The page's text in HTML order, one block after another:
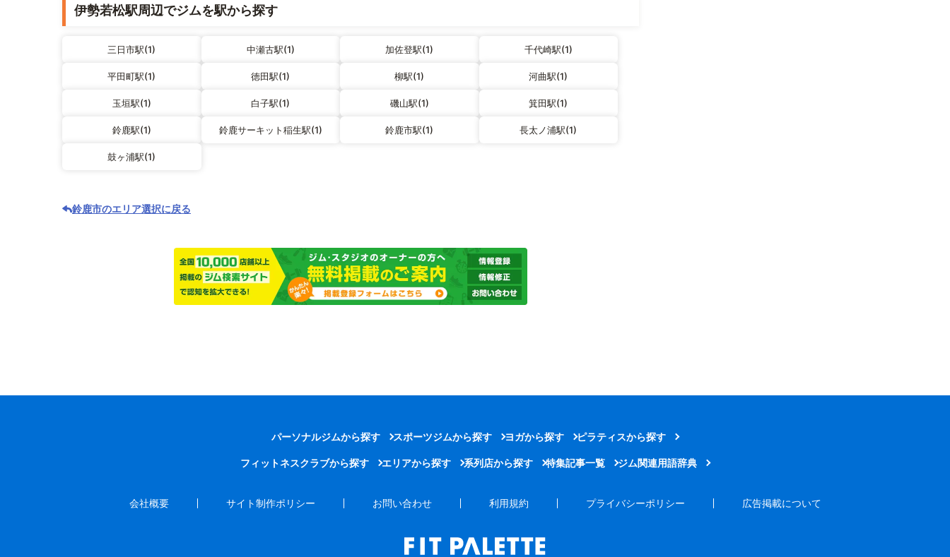
伊勢若松駅周辺でジムを駅から探す
三日市駅(1) 中瀬古駅(1) 加佐登駅(1) 千代崎駅(1)
平田町駅(1) 徳田駅(1) 柳駅(1) 河曲駅(1)
玉垣駅(1) 白子駅(1) 磯山駅(1) 箕田駅(1)
鈴鹿駅(1) 鈴鹿サーキット稲生駅(1) 鈴鹿市駅(1) 長太ノ浦駅(1)
鼓ヶ浦駅(1)
鈴鹿市のエリア選択に戻る
パーソナルジムから探す スポーツジムから探す ヨガから探す ピラティスから探す
フィットネスクラブから探す エリアから探す 系列店から探す 特集記事一覧 ジム関連用語辞典
会社概要 サイト制作ポリシー お問い合わせ 利用規約 プライバシーポリシー 広告掲載について